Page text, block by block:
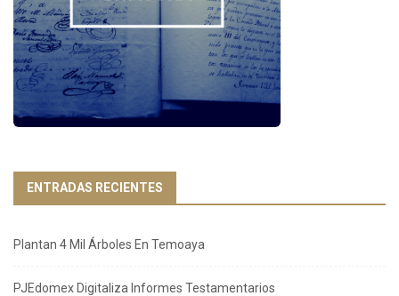
ENTRADAS RECIENTES
Plantan 4 Mil Árboles En Temoaya
PJEdomex Digitaliza Informes Testamentarios